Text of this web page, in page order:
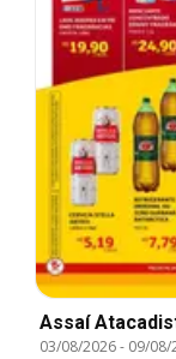
Assaí
03/08/2026- 09/08/